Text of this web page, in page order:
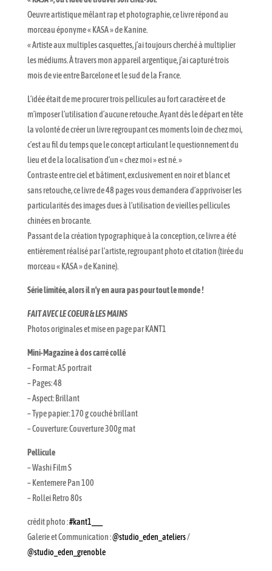
Oeuvre artistique mêlant rap et photographie, ce livre répond au
morceau éponyme « KASA » de Kanine.
« Artiste aux multiples casquettes, j’ai toujours cherché à multiplier
les médiums. À travers mon appareil argentique, j’ai capturé trois
mois de vie entre Barcelone et le sud de la France.
L’idée était de me procurer trois pellicules au fort caractère et de
m’imposer l’utilisation d’aucune retouche. Ayant dès le départ en tête
la volonté de créer un livre regroupant ces moments loin de chez moi,
c’est au fil du temps que le concept articulant le questionnement du
lieu et de la localisation d’un « chez moi » est né. »
Contraste entre ciel et bâtiment, exclusivement en noir et blanc et
sans retouche, ce livre de 48 pages vous demandera d’apprivoiser les
particularités des images dues à l’utilisation de vieilles pellicules
chinées en brocante.
Passant de la création typographique à la conception, ce livre a été
entièrement réalisé par l’artiste, regroupant photo et citation (tirée du
morceau « KASA » de Kanine).
Série limitée, alors il n’y en aura pas pour tout le monde !
FAIT AVEC LE COEUR & LES MAINS
Photos originales et mise en page par KANT1
Mini-Magazine à dos carré collé
– Format: A5 portrait
– Pages: 48
– Aspect: Brillant
– Type papier: 170 g couché brillant
– Couverture: Couverture 300g mat
Pellicule
– Washi Film S
– Kentemere Pan 100
– Rollei Retro 80s
crédit photo :#kant1___
Galerie et Communication :@studio_eden_ateliers/
@studio_eden_grenoble